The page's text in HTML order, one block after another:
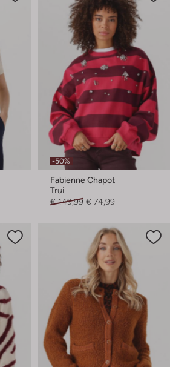
-50%
Fabienne Chapot
Trui
€ 149,99 € 74,99